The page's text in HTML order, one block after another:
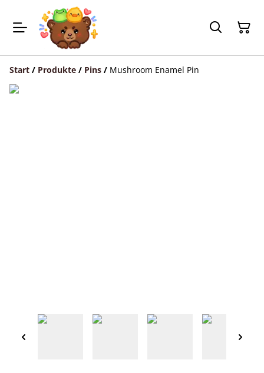
Start / Produkte / Pins / Mushroom Enamel Pin